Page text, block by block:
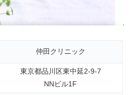
仲田クリニック
東京都品川区東中延2-9-7
NNビル1F